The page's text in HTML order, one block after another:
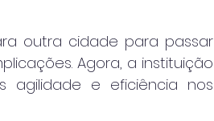
outra cidade para passar
Agora, a instituição
agilidade e eficiência nos